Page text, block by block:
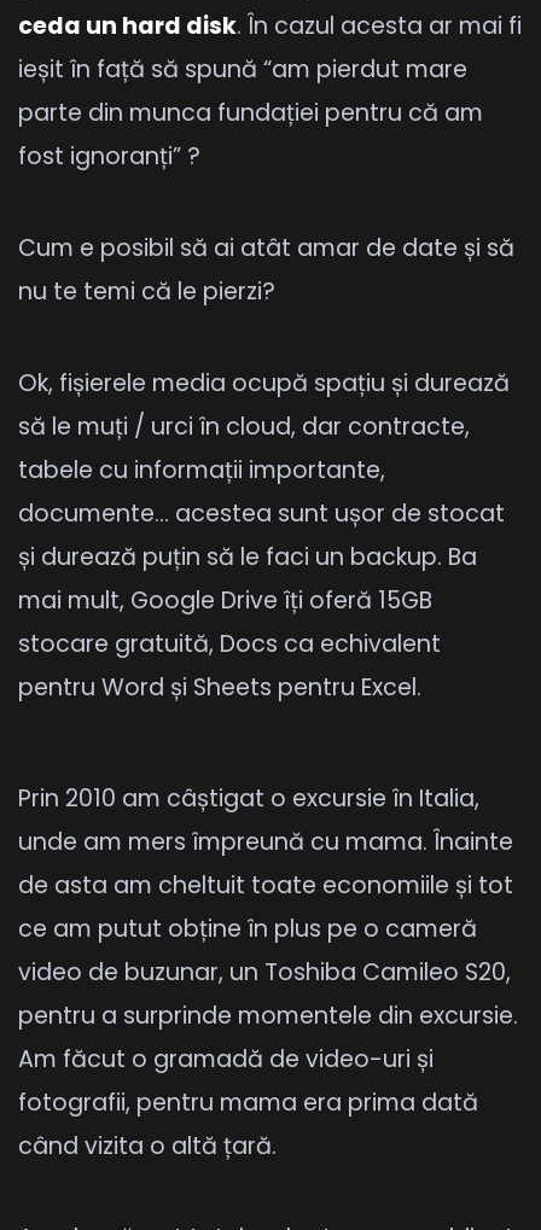
ceda un hard disk. În cazul acesta ar mai fi
ieșit în față să spună “am pierdut mare
parte din munca fundației pentru că am
fost ignoranți” ?
Cum e posibil să ai atât amar de date și să
nu te temi că le pierzi?
Ok, fișierele media ocupă spațiu și durează
să le muți / urci în cloud, dar contracte,
tabele cu informații importante,
documente… acestea sunt ușor de stocat
și durează puțin să le faci un backup. Ba
mai mult, Google Drive îți oferă 15GB
stocare gratuită, Docs ca echivalent
pentru Word și Sheets pentru Excel.
Prin 2010 am câștigat o excursie în Italia,
unde am mers împreună cu mama. Înainte
de asta am cheltuit toate economiile și tot
ce am putut obține în plus pe o cameră
video de buzunar, un Toshiba Camileo S20,
pentru a surprinde momentele din excursie.
Am făcut o gramadă de video-uri și
fotografii, pentru mama era prima dată
când vizita o altă țară.